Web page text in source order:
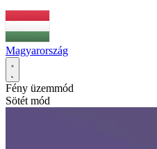
Magyarország
Fény üzemmód
Sötét mód